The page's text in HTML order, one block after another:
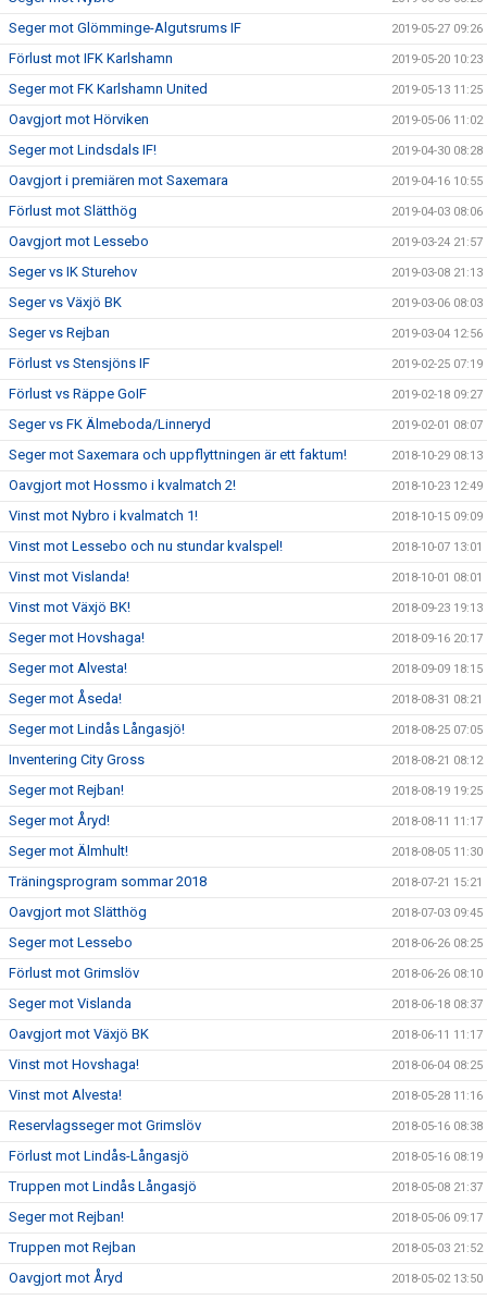
Seger mot Glömminge-Algutsrums IF 2019-05-27 09:26
Förlust mot IFK Karlshamn 2019-05-20 10:23
Seger mot FK Karlshamn United 2019-05-13 11:25
Oavgjort mot Hörviken 2019-05-06 11:02
Seger mot Lindsdals IF! 2019-04-30 08:28
Oavgjort i premiären mot Saxemara 2019-04-16 10:55
Förlust mot Slätthög 2019-04-03 08:06
Oavgjort mot Lessebo 2019-03-24 21:57
Seger vs IK Sturehov 2019-03-08 21:13
Seger vs Växjö BK 2019-03-06 08:03
Seger vs Rejban 2019-03-04 12:56
Förlust vs Stensjöns IF 2019-02-25 07:19
Förlust vs Räppe GoIF 2019-02-18 09:27
Seger vs FK Älmeboda/Linneryd 2019-02-01 08:07
Seger mot Saxemara och uppflyttningen är ett faktum! 2018-10-29 08:13
Oavgjort mot Hossmo i kvalmatch 2! 2018-10-23 12:49
Vinst mot Nybro i kvalmatch 1! 2018-10-15 09:09
Vinst mot Lessebo och nu stundar kvalspel! 2018-10-07 13:01
Vinst mot Vislanda! 2018-10-01 08:01
Vinst mot Växjö BK! 2018-09-23 19:13
Seger mot Hovshaga! 2018-09-16 20:17
Seger mot Alvesta! 2018-09-09 18:15
Seger mot Åseda! 2018-08-31 08:21
Seger mot Lindås Långasjö! 2018-08-25 07:05
Inventering City Gross 2018-08-21 08:12
Seger mot Rejban! 2018-08-19 19:25
Seger mot Åryd! 2018-08-11 11:17
Seger mot Älmhult! 2018-08-05 11:30
Träningsprogram sommar 2018 2018-07-21 15:21
Oavgjort mot Slätthög 2018-07-03 09:45
Seger mot Lessebo 2018-06-26 08:25
Förlust mot Grimslöv 2018-06-26 08:10
Seger mot Vislanda 2018-06-18 08:37
Oavgjort mot Växjö BK 2018-06-11 11:17
Vinst mot Hovshaga! 2018-06-04 08:25
Vinst mot Alvesta! 2018-05-28 11:16
Reservlagsseger mot Grimslöv 2018-05-16 08:38
Förlust mot Lindås-Långasjö 2018-05-16 08:19
Truppen mot Lindås Långasjö 2018-05-08 21:37
Seger mot Rejban! 2018-05-06 09:17
Truppen mot Rejban 2018-05-03 21:52
Oavgjort mot Åryd 2018-05-02 13:50